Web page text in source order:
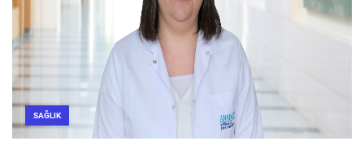
SAĞLIK